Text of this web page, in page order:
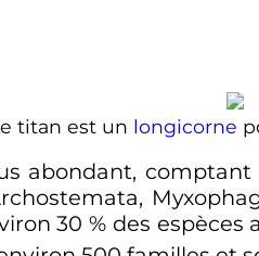
titan est un longicorne
abondant, comptant
30 % des espèces